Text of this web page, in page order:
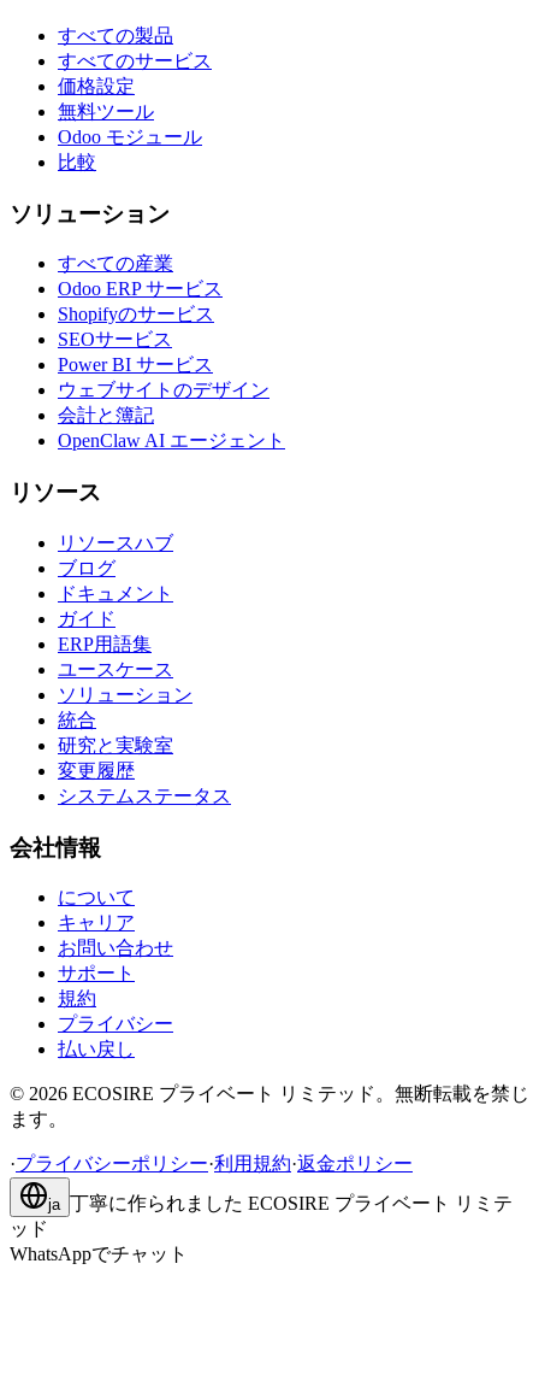
すべての製品
すべてのサービス
価格設定
無料ツール
Odoo モジュール
比較
ソリューション
すべての産業
Odoo ERP サービス
Shopifyのサービス
SEOサービス
Power BI サービス
ウェブサイトのデザイン
会計と簿記
OpenClaw AI エージェント
リソース
リソースハブ
ブログ
ドキュメント
ガイド
ERP用語集
ユースケース
ソリューション
統合
研究と実験室
変更履歴
システムステータス
会社情報
について
キャリア
お問い合わせ
サポート
規約
プライバシー
払い戻し
© 2026 ECOSIRE プライベート リミテッド。無断転載を禁じ
ます。
·プライバシーポリシー·利用規約·返金ポリシー
ja 丁寧に作られました ECOSIRE プライベート リミテ
ッド
WhatsAppでチャット